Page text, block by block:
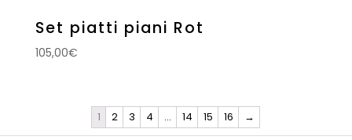
Set piatti piani Rot
105,00€
1 2 3 4 … 14 15 16 →